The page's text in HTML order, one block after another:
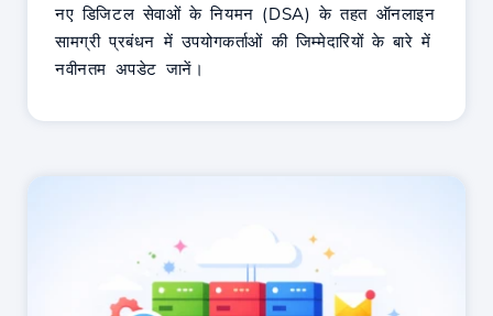
नए डिजिटल सेवाओं के नियमन (DSA) के तहत ऑनलाइन
सामग्री प्रबंधन में उपयोगकर्ताओं की जिम्मेदारियों के बारे में
नवीनतम अपडेट जानें।